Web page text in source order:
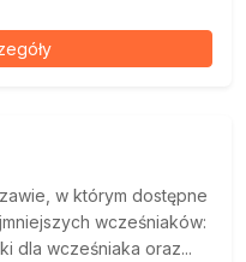
w którym dostępne
wcześniaków:
dla wcześniaka oraz...